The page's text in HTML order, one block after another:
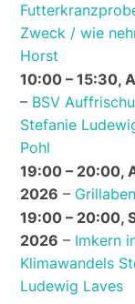
Zweck / wie
Horst
10:00 – 15:30,
– BSV
Stefanie
Pohl
19:00 – 20:00,
2026 –
19:00 – 20:00,
2026 – Imkern
Klimawandels
Ludewig Laves